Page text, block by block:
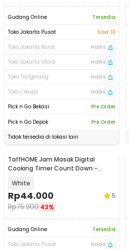
Gudang Online
Tersedia
Toko Jakarta Pusat
Sisa 10
Toko Jakarta Barat
Habis
Toko Jakarta Utara
Habis
Toko Tangerang
Habis
Toko Cikupa
Habis
Pick n Go Bekasi
Pre Order
Pick n Go Depok
Pre Order
Tidak tersedia di lokasi lain
TaffHOME Jam Masak Digital
Cooking Timer Count Down -
White
Rp44.000
Rp75.900 43%
5
Gudang Online
Tersedia
Toko Jakarta Pusat
Habis